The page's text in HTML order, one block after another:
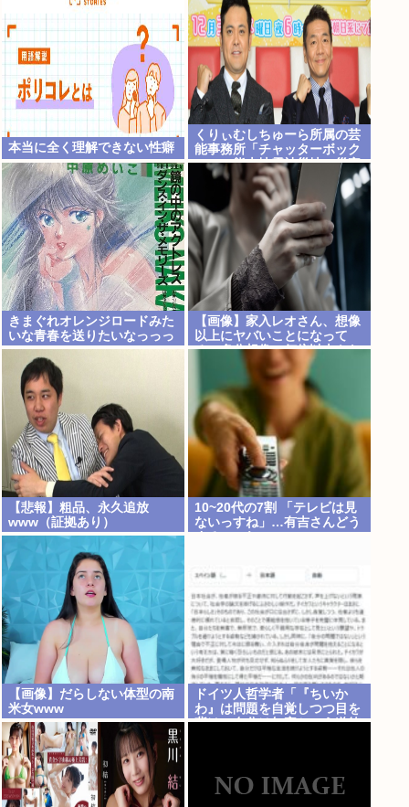
本当に全く理解できない性癖
くりぃむしちゅーら所属の芸
能事務所「チャッターボック
ス」、熊本地震被災地に災害
義援金寄付を発表
きまぐれオレンジロードみた
いな青春を送りたいなっっっ
っ
【画像】家入レオさん、想像
以上にヤバいことになって
る…多分想像の何倍以上もヤ
【悲報】粗品、永久追放
www（証拠あり）
10~20代の7割 「テレビは見
ないっすね」…有吉さんどう
【画像】だらしない体型の南
米女www
ドイツ人哲学者「『ちいか
わ』は問題を自覚しつつ目を
背け、自分は無害という道徳